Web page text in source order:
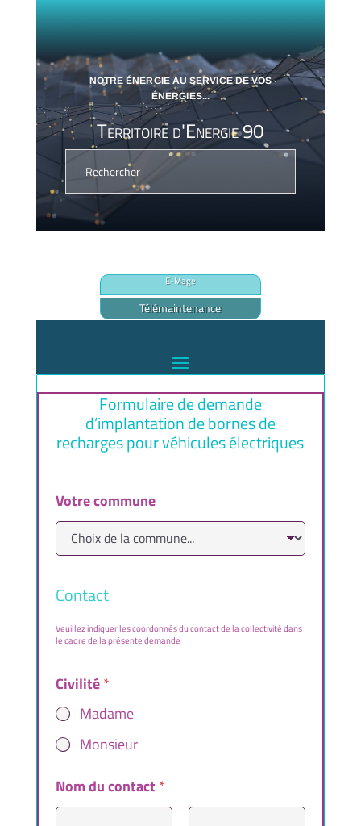
NOTRE ÉNERGIE AU SERVICE DE VOS
ÉNERGIES...
Territoire d'Energie 90
E-Mage
Télémaintenance
Formulaire de demande
d’implantation de bornes de
recharges pour véhicules électriques
Votre commune
Contact
Veuillez indiquer les coordonnés du contact de la collectivité dans
le cadre de la présente demande
Civilité*
Madame
Monsieur
Nom du contact *